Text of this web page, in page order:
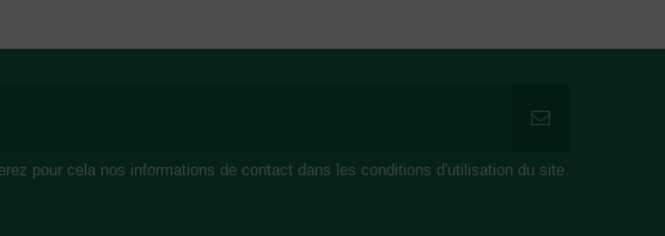
pour cela nos informations de contact dans les conditions d'utilisation du site.